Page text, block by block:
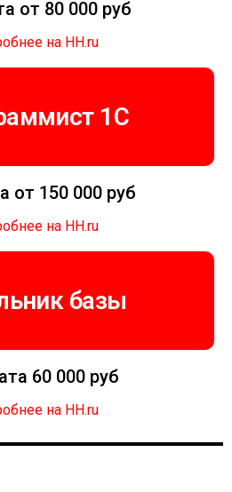
от 80 000 руб
на HH.ru
1C
от 150 000 руб
на HH.ru
базы
60 000 руб
на HH.ru